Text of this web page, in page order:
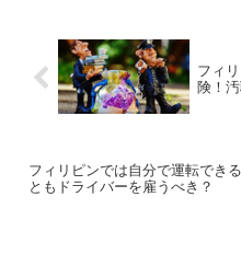
フィ
険！
フィリピンでは自分で運転でき
ともドライバーを雇うべき？